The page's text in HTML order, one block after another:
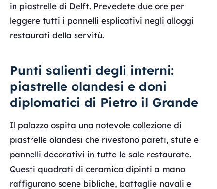
in piastrelle di Delft. Prevedete due ore per
leggere tutti i pannelli esplicativi negli alloggi
restaurati della servitù.
Punti salienti degli interni:
piastrelle olandesi e doni
diplomatici di Pietro il Grande
Il palazzo ospita una notevole collezione di
piastrelle olandesi che rivestono pareti, stufe e
pannelli decorativi in tutte le sale restaurate.
Questi quadrati di ceramica dipinti a mano
raffigurano scene bibliche, battaglie navali e